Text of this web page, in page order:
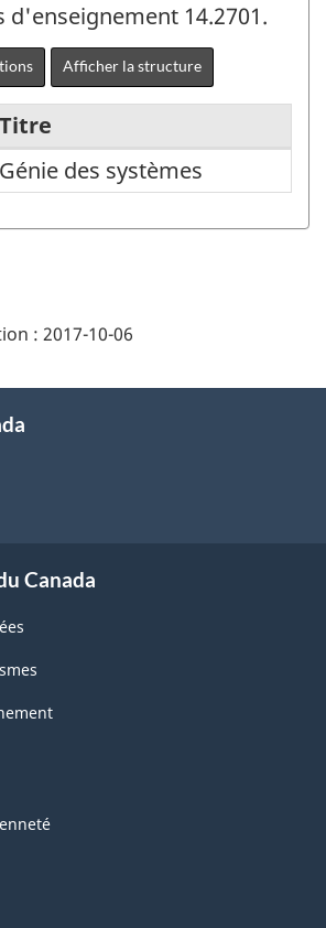
14.2701.
Afficher la structure
Titre
des systèmes
Génie des systèmes
: 2017-10-06
Canada